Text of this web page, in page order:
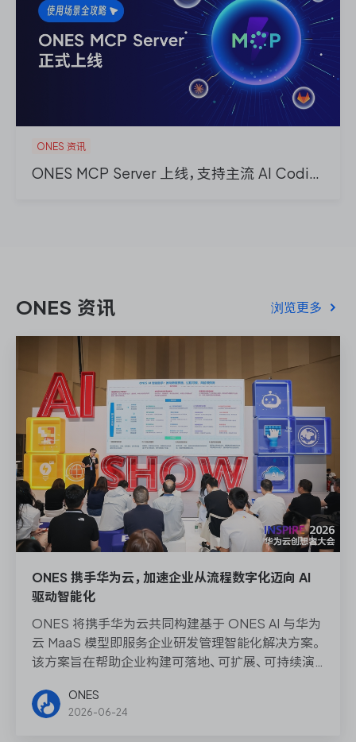
ONES 资讯
ONES 资讯 浏览更多
ONES 携手华为云，加速企业从流程数字化迈向 AI
驱动智能化
ONES 将携手华为云共同构建基于 ONES AI 与华为
云 MaaS 模型即服务企业研发管理智能化解决方案。
该方案旨在帮助企业构建可落地、可扩展、可持续演
化迈向 AI 驱动智能化的重大升级。
ONES
2026-06-24